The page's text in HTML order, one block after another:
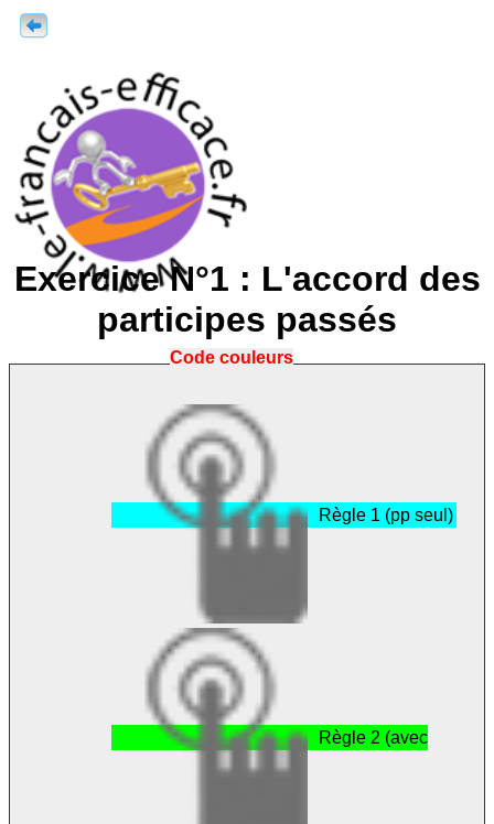
Exercice N°1 : L'accord des
participes passés
Règle 1 (pp seul)
Règle 2 (avec